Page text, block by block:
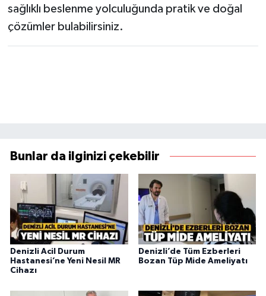
sağlıklı beslenme yolculuğunda pratik ve doğal
çözümler bulabilirsiniz.
Bunlar da ilginizi çekebilir
Denizli Acil Durum
Hastanesi’ne Yeni Nesil MR
Cihazı
Denizli’de Tüm Ezberleri
Bozan Tüp Mide Ameliyatı